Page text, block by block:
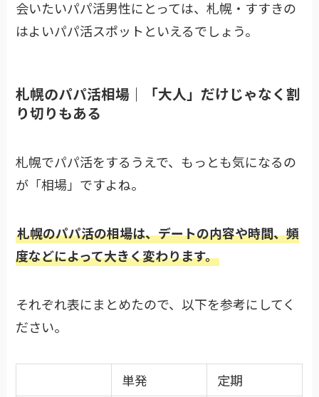
会いたいパパ活男性にとっては、札幌・すすきの
はよいパパ活スポットといえるでしょう。
札幌のパパ活相場｜「大人」だけじゃなく割
り切りもある
札幌でパパ活をするうえで、もっとも気になるの
が「相場」ですよね。
札幌のパパ活の相場は、デートの内容や時間、頻
度などによって大きく変わります。
それぞれ表にまとめたので、以下を参考にしてく
ださい。
単発
定期